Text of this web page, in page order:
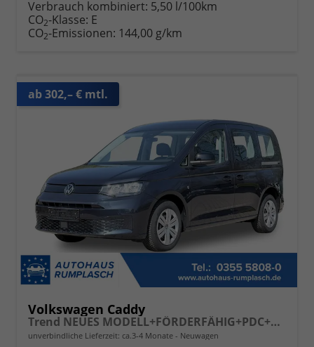
Verbrauch kombiniert: 5,50 l/100km
CO2-Klasse: E
CO2-Emissionen: 144,00 g/km
ab 302,– € mtl.
Volkswagen Caddy
Trend NEUES MODELL+FÖRDERFÄHIG+PDC+ACC+LANE ASSIST
unverbindliche Lieferzeit: ca.3-4 Monate Neuwagen